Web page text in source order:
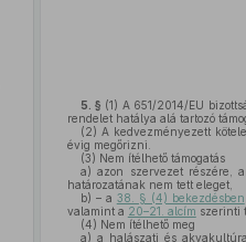
5. § (1) A 651/2014/EU
rendelet hatálya alá tartozó
(2) A kedvezményezett
évig megőrizni.
(3) Nem ítélhető támogatás
a) azon szervezet részére,
határozatának nem tett eleget,
b) – a 38. § (4) bekezdésben
valamint a 20–21. alcím szerinti
(4) Nem ítélhető meg
a) a halászati és